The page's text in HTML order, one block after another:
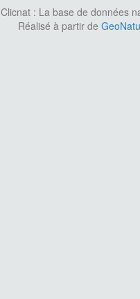
Clicnat : La base de données
Réalisé à partir de